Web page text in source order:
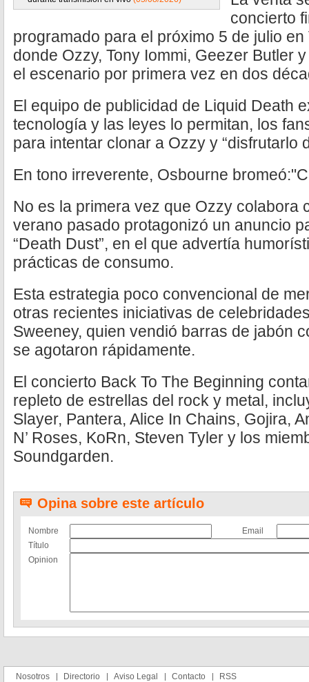
concierto
programado para el próximo 5 de julio
donde Ozzy, Tony Iommi, Geezer Butler
el escenario por primera vez en dos
El equipo de publicidad de Liquid Death
tecnología y las leyes lo permitan, los
para intentar clonar a Ozzy y “disfrutarlo
En tono irreverente, Osbourne
No es la primera vez que Ozzy colabora
verano pasado protagonizó un anuncio
“Death Dust”, en el que advertía
prácticas de consumo.
Esta estrategia poco convencional de
otras recientes iniciativas de
Sweeney, quien vendió barras de jabón
se agotaron rápidamente.
El concierto Back To The Beginning
repleto de estrellas del rock y metal,
Slayer, Pantera, Alice In Chains, Gojira,
N’ Roses, KoRn, Steven Tyler y los
Soundgarden.
Opina sobre este artículo
Nombre
Email
Título
Opinion
Nosotros Directorio Aviso Legal Contacto RSS